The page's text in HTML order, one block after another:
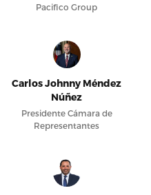
Pacifico Group
Carlos Johnny Méndez
Núñez
Presidente Cámara de
Representantes